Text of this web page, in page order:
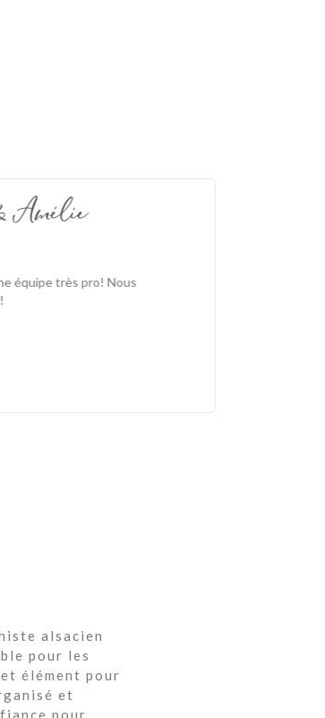
Amélie
équipe très pro! Nous
alsacien
pour les
élément pour
et